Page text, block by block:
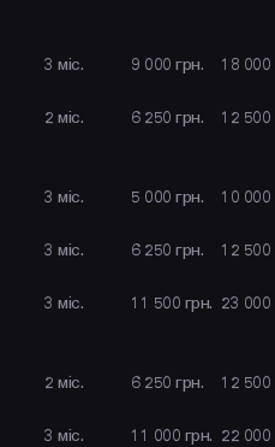
3 міс. 9 000 грн. 18 000
2 міс. 6 250 грн. 12 500
3 міс. 5 000 грн. 10 000
3 міс. 6 250 грн. 12 500
3 міс. 11 500 грн. 23 000
2 міс. 6 250 грн. 12 500
3 міс. 11 000 грн. 22 000